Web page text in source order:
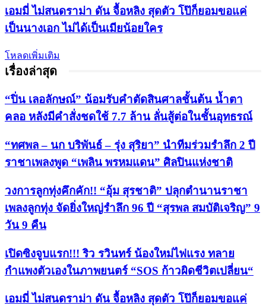
เอมมี่ ไม่สนดราม่า ดัน จื้อหลิง สุดตัว โป๊ก็ยอมขอแค่
เป็นนางเอก ไม่ได้เป็นเมียน้อยใคร
โหลดเพิ่มเติม
เรื่องล่าสุด
“ปิ่น เลอลักษณ์” น้อมรับคำตัดสินศาลชั้นต้น น้ำตา
คลอ หลังมีคำสั่งชดใช้ 7.7 ล้าน ลั่นสู้ต่อในชั้นอุทธรณ์
“ทศพล – นก บริพันธ์ – รุ่ง สุริยา” นำทีมร่วมรำลึก 2 ปี
ราชาเพลงพูด “เพลิน พรหมแดน” ศิลปินแห่งชาติ
วงการลูกทุ่งคึกคัก!! “อุ้ม สุรชาติ” ปลุกตำนานราชา
เพลงลูกทุ่ง จัดยิ่งใหญ่รำลึก 96 ปี “สุรพล สมบัติเจริญ” 9
วัน 9 คืน
เปิดซิงจูบแรก!!! ริว รวินทร์ น้องใหม่ไฟแรง ทลาย
กำแพงตัวเองในภาพยนตร์ “SOS ก้าวผิดชีวิตเปลี่ยน“
เอมมี่ ไม่สนดราม่า ดัน จื้อหลิง สุดตัว โป๊ก็ยอมขอแค่